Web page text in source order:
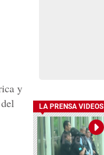
y
LA PRENSA VIDEOS